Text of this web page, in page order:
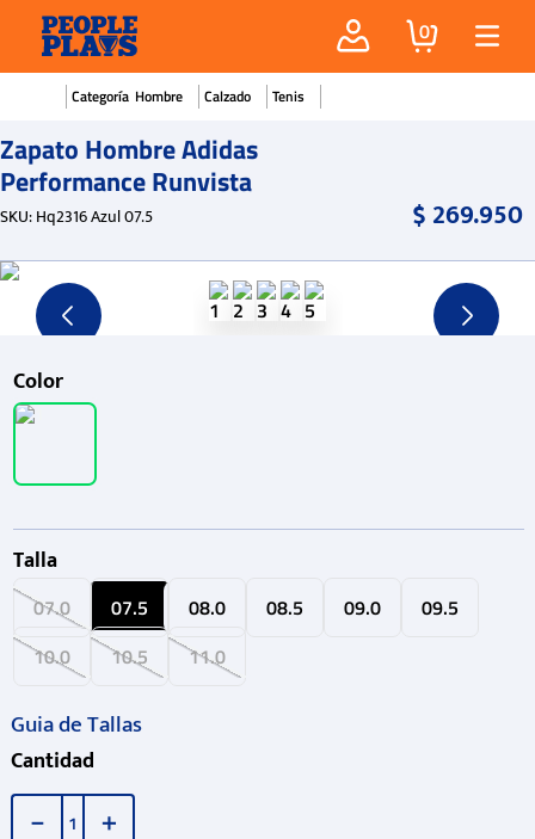
0
Hombre Calzado Tenis
Zapato Hombre Adidas
Performance Runvista
SKU:Hq2316 Azul 07.5 $269.950
Color
Talla
07.0 07.5 08.0 08.5 09.0
09.5
10.0
10.5 11.0
Guia de Tallas
Cantidad
＋
－